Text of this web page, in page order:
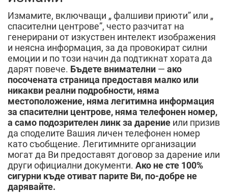
Измамите, включващи „ фалшиви приюти” или „
спасителни центрове”, често разчитат на
генерирани от изкуствен интелект изображения
и неясна информация, за да провокират силни
емоции и по този начин да подтикнат хората да
дарят повече. Бъдете внимателни — ако
посочената страница предоставя малко или
никакви реални подробности, няма
местоположение, няма легитимна информация
за спасителни центрове, няма телефонен номер,
а само подозрителен линк за дарение или призив
да споделите Вашия личен телефонен номер
като съобщение. Легитимните организации
могат да Ви предоставят договор за дарение или
други официални документи. Ако не сте 100%
сигурни къде отиват парите Ви, по-добре не
дарявайте.